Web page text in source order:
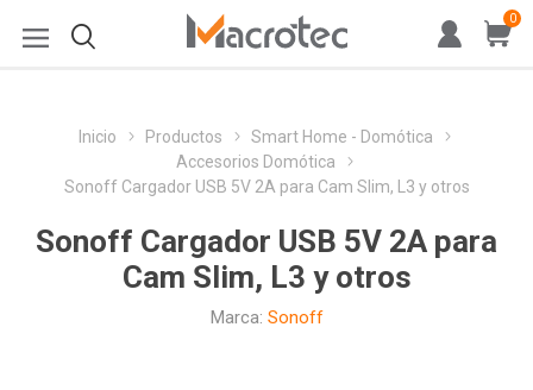
0
Inicio Productos
Smart Home - Domótica
Accesorios Domótica
Sonoff Cargador USB 5V 2A para Cam Slim, L3 y otros
Sonoff Cargador USB 5V 2A para
Cam Slim, L3 y otros
Marca: Sonoff